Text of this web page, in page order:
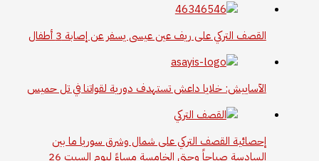
القصف التركي على ريف عين عيسى يسفر عن إصابة 3 أطفال
الآساييش: خلايا داعش تستهدف دورية لقواتنا في تل حميس
إحصائية القصف التركي على شمال وشرق سوريا ما بين
السادسة صباحاً وحتى الخامسة مساءً ليوم السبت 26